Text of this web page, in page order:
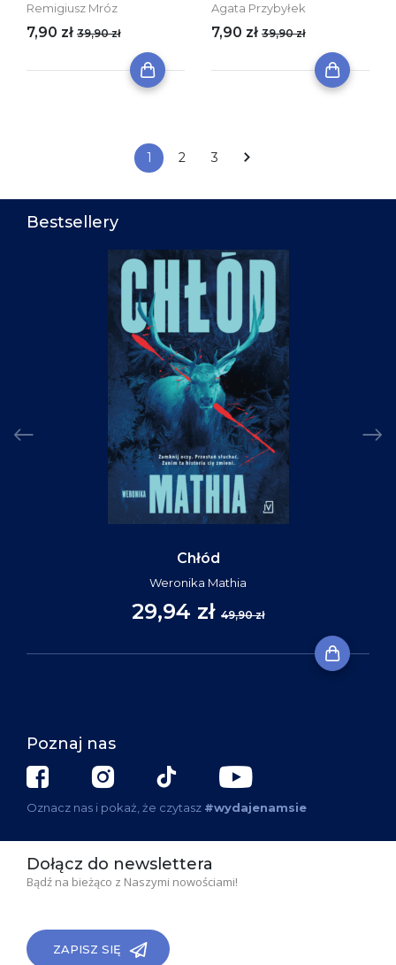
Remigiusz Mróz
7,90 zł 39,90 zł
Agata Przybyłek
7,90 zł 39,90 zł
1 2 3
Bestsellery
Chłód
Weronika Mathia
29,94 zł 49,90 zł
Poznaj nas
Oznacz nas i pokaż, że czytasz #wydajenamsie
Dołącz do newslettera
Bądź na bieżąco z Naszymi nowościami!
ZAPISZ SIĘ